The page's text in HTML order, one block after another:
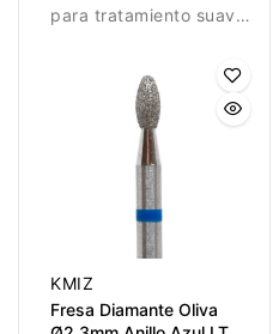
para tratamiento suave
KMIZ
Fresa Diamante Oliva